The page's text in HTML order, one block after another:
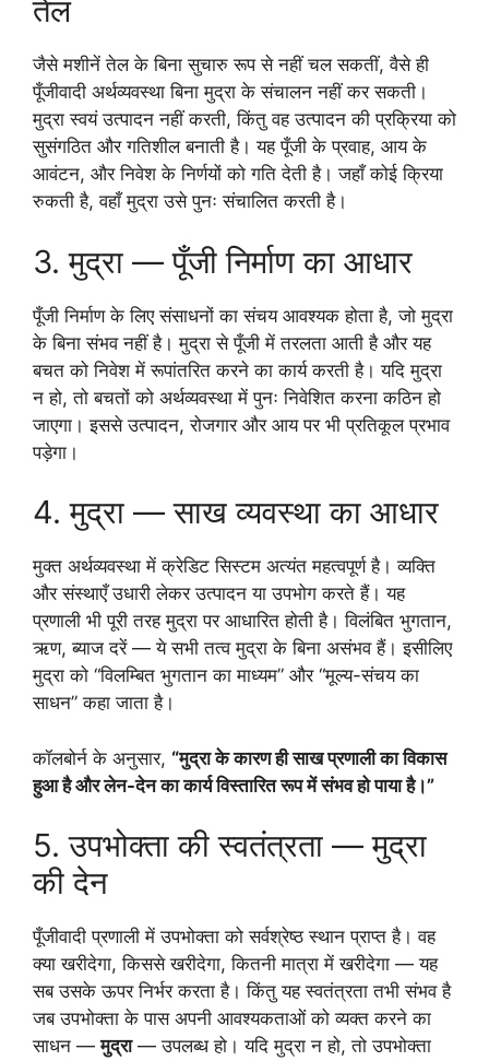
तेल
जैसे मशीनें तेल के बिना सुचारु रूप से नहीं चल सकतीं, वैसे ही
पूँजीवादी अर्थव्यवस्था बिना मुद्रा के संचालन नहीं कर सकती।
मुद्रा स्वयं उत्पादन नहीं करती, किंतु वह उत्पादन की प्रक्रिया को
सुसंगठित और गतिशील बनाती है। यह पूँजी के प्रवाह, आय के
आवंटन, और निवेश के निर्णयों को गति देती है। जहाँ कोई क्रिया
रुकती है, वहाँ मुद्रा उसे पुनः संचालित करती है।
3. मुद्रा — पूँजी निर्माण का आधार
पूँजी निर्माण के लिए संसाधनों का संचय आवश्यक होता है, जो मुद्रा
के बिना संभव नहीं है। मुद्रा से पूँजी में तरलता आती है और यह
बचत को निवेश में रूपांतरित करने का कार्य करती है। यदि मुद्रा
न हो, तो बचतों को अर्थव्यवस्था में पुनः निवेशित करना कठिन हो
जाएगा। इससे उत्पादन, रोजगार और आय पर भी प्रतिकूल प्रभाव
पड़ेगा।
4. मुद्रा — साख व्यवस्था का आधार
मुक्त अर्थव्यवस्था में क्रेडिट सिस्टम अत्यंत महत्वपूर्ण है। व्यक्ति
और संस्थाएँ उधारी लेकर उत्पादन या उपभोग करते हैं। यह
प्रणाली भी पूरी तरह मुद्रा पर आधारित होती है। विलंबित भुगतान,
ऋण, ब्याज दरें — ये सभी तत्व मुद्रा के बिना असंभव हैं। इसीलिए
मुद्रा को “विलम्बित भुगतान का माध्यम” और “मूल्य-संचय का
साधन” कहा जाता है।
कॉलबोर्न के अनुसार, “मुद्रा के कारण ही साख प्रणाली का विकास
हुआ है और लेन-देन का कार्य विस्तारित रूप में संभव हो पाया है।”
5. उपभोक्ता की स्वतंत्रता — मुद्रा
की देन
पूँजीवादी प्रणाली में उपभोक्ता को सर्वश्रेष्ठ स्थान प्राप्त है। वह
क्या खरीदेगा, किससे खरीदेगा, कितनी मात्रा में खरीदेगा — यह
सब उसके ऊपर निर्भर करता है। किंतु यह स्वतंत्रता तभी संभव है
जब उपभोक्ता के पास अपनी आवश्यकताओं को व्यक्त करने का
साधन —मुद्रा— उपलब्ध हो। यदि मुद्रा न हो, तो उपभोक्ता